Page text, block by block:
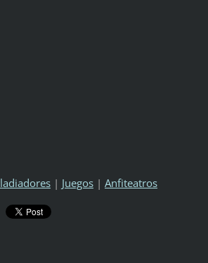
| Juegos | Anfiteatros